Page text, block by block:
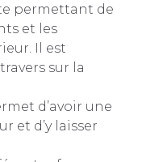
permettant de
et les
Il est
sur la
d’avoir une
et d’y laisser